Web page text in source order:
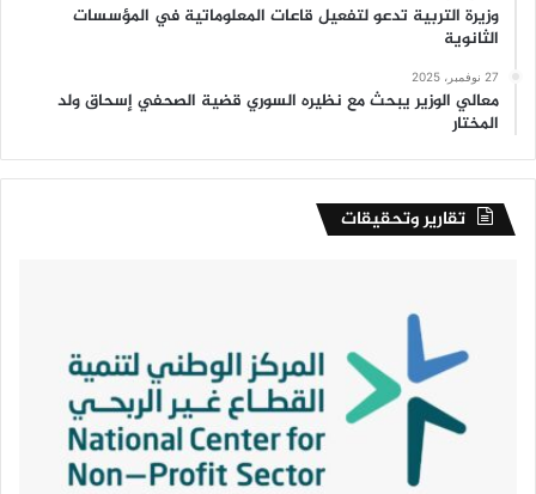
وزيرة التربية تدعو لتفعيل قاعات المعلوماتية في المؤسسات
الثانوية
27 نوفمبر، 2025
معالي الوزير يبحث مع نظيره السوري قضية الصحفي إسحاق ولد
المختار
تقارير وتحقيقات